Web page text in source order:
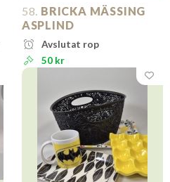
58. BRICKA MÄSSING
ASPLIND
Avslutat rop
50 kr